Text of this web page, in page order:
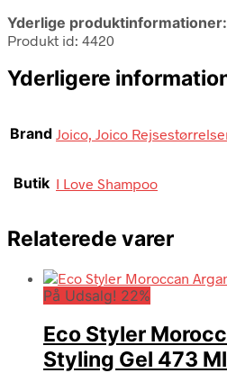
Yderlige produktinformationer:
Produkt id: 4420
Yderligere
Brand Joico, Joico
Butik I Love Shampoo
Relaterede varer
På Udsalg! 22%
Eco Styler
Styling Gel 473 Ml